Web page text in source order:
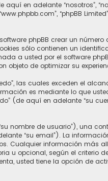
en adelante “nosotros”,
“phpBB
phpBB crear un
sólo contienen un
a usted por el software
objeto de optimizar su
las cuales exceden el
es mediante lo que
(de aquí en adelante “su
nombre de usuario”), una
“su email”). La
Cualquier información más
u opcional, según el criterio
usted tiene la opción de